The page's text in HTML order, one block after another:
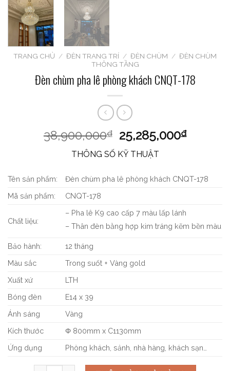
TRANG CHỦ / ĐÈN TRANG TRÍ / ĐÈN CHÙM / ĐÈN CHÙM
THÔNG TẦNG
Đèn chùm pha lê phòng khách CNQT-178
38,900,000₫ 25,285,000₫
THÔNG SỐ KỸ THUẬT
Tên sản phẩm:
Đèn chùm pha lê phòng khách CNQT-178
Mã sản phẩm:
CNQT-178
Chất liệu:
– Pha lê K9 cao cấp 7 màu lấp lánh
– Thân đèn bằng hợp kim tráng kẽm bền màu
Bảo hành:
12 tháng
Màu sắc
Trong suốt + Vàng gold
Xuất xứ
LTH
Bóng đèn
E14 x 39
Ánh sáng
Vàng
Kích thước
Φ 800mm x C1130mm
Ứng dụng
Phòng khách, sảnh, nhà hàng, khách sạn…